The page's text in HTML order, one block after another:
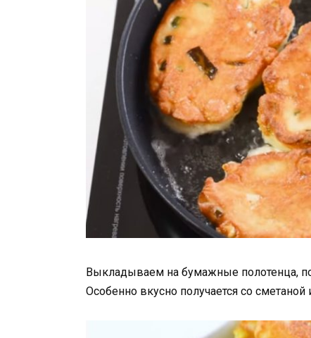
Выкладываем на бумажные полотенца,
Особенно вкусно получается со